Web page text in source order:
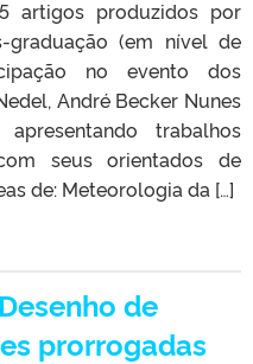
artigos produzidos por
(em nível de
no evento dos
André Becker Nunes
trabalhos
seus orientados de
de: Meteorologia da […]
de
prorrogadas